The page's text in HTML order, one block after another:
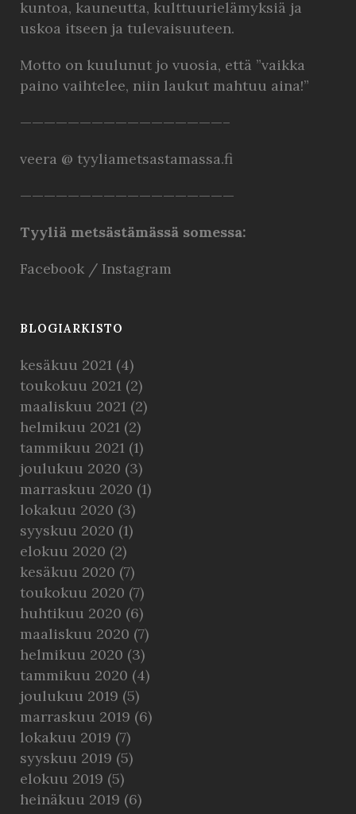
kuntoa, kauneutta, kulttuurielämyksiä ja
uskoa itseen ja tulevaisuuteen.
Motto on kuulunut jo vuosia, että ”vaikka
paino vaihtelee, niin laukut mahtuu aina!”
—————————————————–
veera @ tyyliametsastamassa.fi
——————————————————
Tyyliä metsästämässä somessa:
Facebook / Instagram
BLOGIARKISTO
kesäkuu 2021 (4)
toukokuu 2021 (2)
maaliskuu 2021 (2)
helmikuu 2021 (2)
tammikuu 2021 (1)
joulukuu 2020 (3)
marraskuu 2020 (1)
lokakuu 2020 (3)
syyskuu 2020 (1)
elokuu 2020 (2)
kesäkuu 2020 (7)
toukokuu 2020 (7)
huhtikuu 2020 (6)
maaliskuu 2020 (7)
helmikuu 2020 (3)
tammikuu 2020 (4)
joulukuu 2019 (5)
marraskuu 2019 (6)
lokakuu 2019 (7)
syyskuu 2019 (5)
elokuu 2019 (5)
heinäkuu 2019 (6)